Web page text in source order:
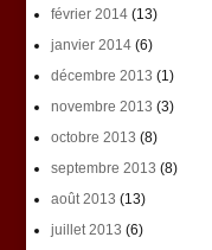
février 2014(13)
janvier 2014(6)
décembre 2013 (1)
novembre 2013 (3)
octobre 2013 (8)
septembre 2013 (8)
août 2013 (13)
juillet 2013 (6)